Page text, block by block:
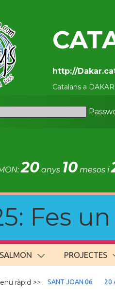
http://
Catalans a
20anys 10mesos i
Fes
PROJECTES
ràpid >> SANT JOAN 06 20